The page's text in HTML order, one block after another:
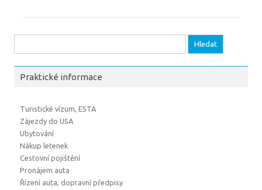
Praktické informace
Turistické vízum, ESTA
Zájezdy do USA
Ubytování
Nákup letenek
Cestovní pojištění
Pronájem auta
Řízení auta, dopravní předpisy